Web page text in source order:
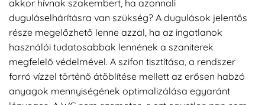
akkor hívnak szakembert, ha azonnali
duguláselhárításra van szükség? A dugulások jelentős
része megelőzhető lenne azzal, ha az ingatlanok
használói tudatosabbak lennének a szaniterek
megfelelő védelmével. A szifon tisztítása, a rendszer
forró vízzel történő átöblítése mellett az erősen habzó
anyagok mennyiségének optimalizálása egyaránt